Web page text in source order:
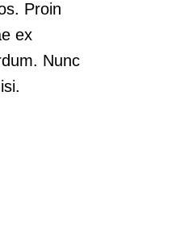
Proin
ex
Nunc